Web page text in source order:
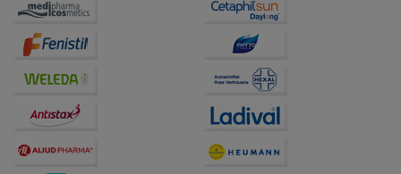
auf unserer Website aber auch die Werbung auf
Drittseiten möglichst relevant für Sie zu gestalten.
Bitte beachten Sie, dass Daten hierfür teilweise an
übertragen werden.